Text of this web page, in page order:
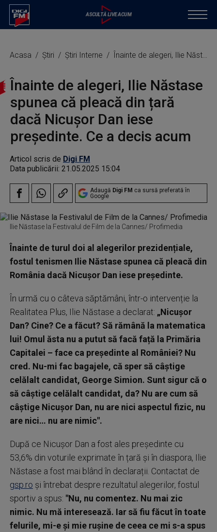
Acasa Știri Știri Interne Înainte de alegeri, Ilie Năstase spunea că pleacă din țară dacă Nicușor Dan iese președinte. Ce a decis acum
Înainte de alegeri, Ilie Năstase
spunea că pleacă din țară
dacă Nicușor Dan iese
președinte. Ce a decis acum
Articol scris de Digi FM
Data publicării: 21.05.2025 15:04
Adaugă Digi FM ca sursă preferată în
Google
Ilie Năstase la Festivalul de Film de la Cannes/ Profimedia
Înainte de turul doi al alegerilor prezidențiale,
fostul tenismen Ilie Năstase spunea că pleacă din
România dacă Nicușor Dan iese președinte.
În urmă cu o câteva săptămâni, într-o intervenție la
Realitatea Plus, Ilie Năstase a declarat: „Nicușor
Dan? Cine? Ce a făcut? Să rămână la matematica
lui! Omul ăsta nu a putut să facă față la Primăria
Capitalei – face ca președinte al României? Nu
cred. Nu-mi fac bagajele, că sper să câștige
celălalt candidat, George Simion. Sunt sigur că o
să câștige celălalt candidat, da? Nu are cum să
câștige Nicușor Dan, nu are nici aspectul fizic, nu
are nici… nu are nimic".
După ce Nicușor Dan a fost ales președinte cu
53,6% din voturile exprimate în țară și în diaspora, Ilie
Năstase a fost mai blând în declarații. Contactat de
gsp.ro și întrebat despre rezultatul alegerilor, fostul
sportiv a spus: "Nu, nu comentez. Nu mai zic
nimic. Nu mă interesează. Iar să fiu făcut în toate
felurile, mi-e și mie rușine de ceea ce mi s-a spus